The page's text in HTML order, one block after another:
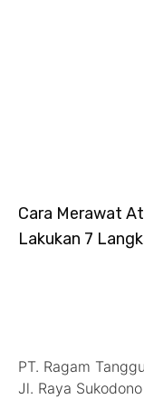
Cara Merawat
Lakukan 7
PT. Ragam
Jl. Raya